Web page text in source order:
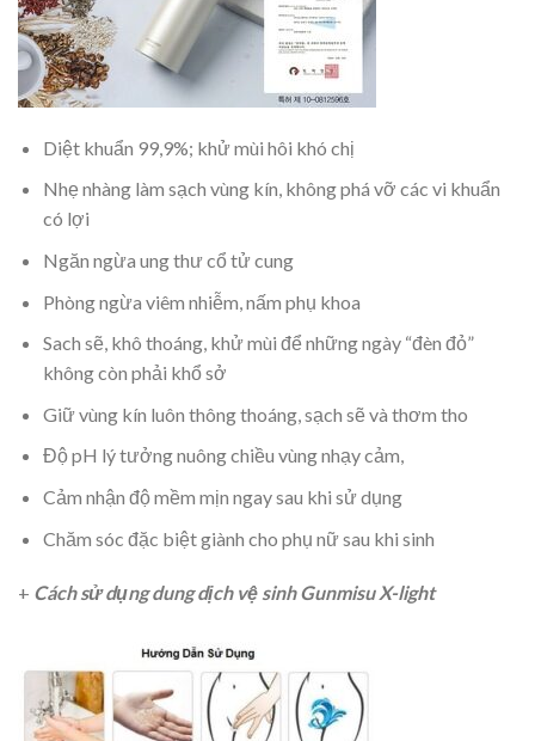
Diệt khuẩn 99,9%; khử mùi hôi khó chị
Nhẹ nhàng làm sạch vùng kín, không phá vỡ các vi khuẩn
có lợi
Ngăn ngừa ung thư cổ tử cung
Phòng ngừa viêm nhiễm, nấm phụ khoa
Sach sẽ, khô thoáng, khử mùi để những ngày “đèn đỏ”
không còn phải khổ sở
Giữ vùng kín luôn thông thoáng, sạch sẽ và thơm tho
Độ pH lý tưởng nuông chiều vùng nhạy cảm,
Cảm nhận độ mềm mịn ngay sau khi sử dụng
Chăm sóc đặc biệt giành cho phụ nữ sau khi sinh
+ Cách sử dụng dung dịch vệ sinh Gunmisu X-light